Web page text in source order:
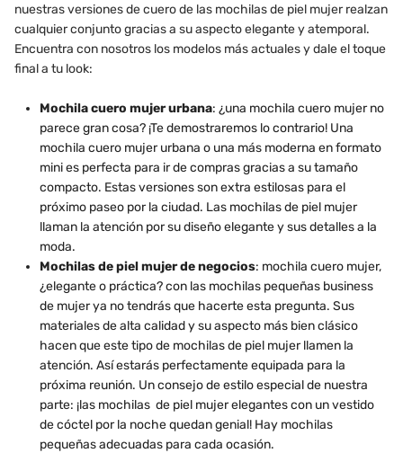
nuestras versiones de cuero de las mochilas de piel mujer realzan
cualquier conjunto gracias a su aspecto elegante y atemporal.
Encuentra con nosotros los modelos más actuales y dale el toque
final a tu look:
Mochila cuero mujer urbana: ¿una mochila cuero mujer no
parece gran cosa? ¡Te demostraremos lo contrario! Una
mochila cuero mujer urbana o una más moderna en formato
mini es perfecta para ir de compras gracias a su tamaño
compacto. Estas versiones son extra estilosas para el
próximo paseo por la ciudad. Las mochilas de piel mujer
llaman la atención por su diseño elegante y sus detalles a la
moda.
Mochilas de piel mujer de negocios: mochila cuero mujer,
¿elegante o práctica? con las mochilas pequeñas business
de mujer ya no tendrás que hacerte esta pregunta. Sus
materiales de alta calidad y su aspecto más bien clásico
hacen que este tipo de mochilas de piel mujer llamen la
atención. Así estarás perfectamente equipada para la
próxima reunión. Un consejo de estilo especial de nuestra
parte: ¡las mochilas de piel mujer elegantes con un vestido
de cóctel por la noche quedan genial! Hay mochilas
pequeñas adecuadas para cada ocasión.